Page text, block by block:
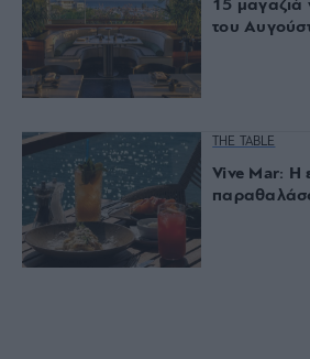
15 μαγαζιά
του
THE TABLE
Vive Mar: Η